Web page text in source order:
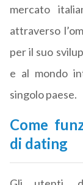
mercato
attraverso
per il suo
e al mondo
singolo paese.
Come
di dating